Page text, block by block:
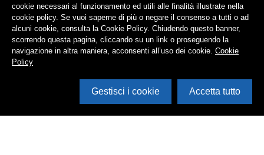
cookie necessari al funzionamento ed utili alle finalità illustrate nella
cookie policy. Se vuoi saperne di più o negare il consenso a tutti o ad
alcuni cookie, consulta la Cookie Policy. Chiudendo questo banner,
scorrendo questa pagina, cliccando su un link o proseguendo la
navigazione in altra maniera, acconsenti all’uso dei cookie. Cookie
Policy
Gestisci i cookie Accetta tutto